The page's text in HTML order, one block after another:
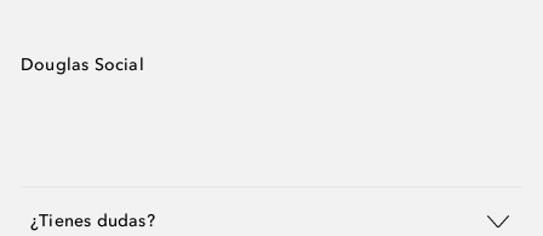
Douglas Social
¿Tienes dudas?